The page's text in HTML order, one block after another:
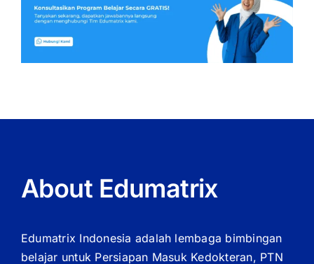
About Edumatrix
Edumatrix Indonesia adalah lembaga bimbingan
belajar untuk Persiapan Masuk Kedokteran, PTN